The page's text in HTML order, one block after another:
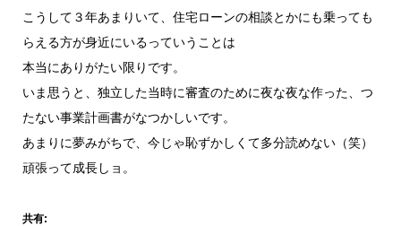
こうして３年あまりいて、住宅ローンの相談とかにも乗っても
らえる方が身近にいるっていうことは
本当にありがたい限りです。
いま思うと、独立した当時に審査のために夜な夜な作った、つ
たない事業計画書がなつかしいです。
あまりに夢みがちで、今じゃ恥ずかしくて多分読めない（笑）
頑張って成長しョ。
共有: